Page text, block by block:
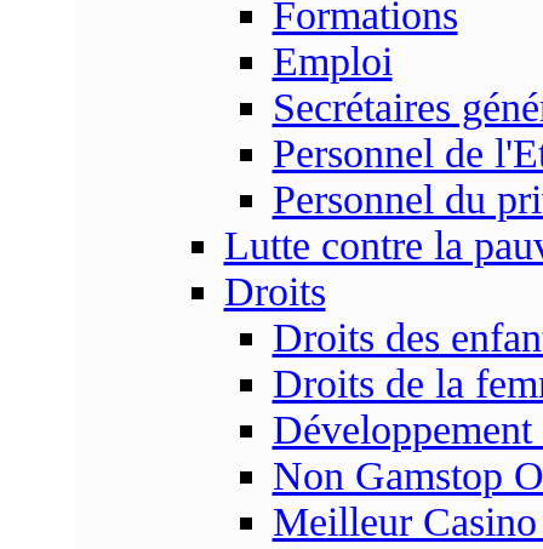
Formations
Emploi
Secrétaires
Personnel de
Personnel du
Lutte contre la
Droits
Droits des
Droits de la
Non Gamstop
Meilleur